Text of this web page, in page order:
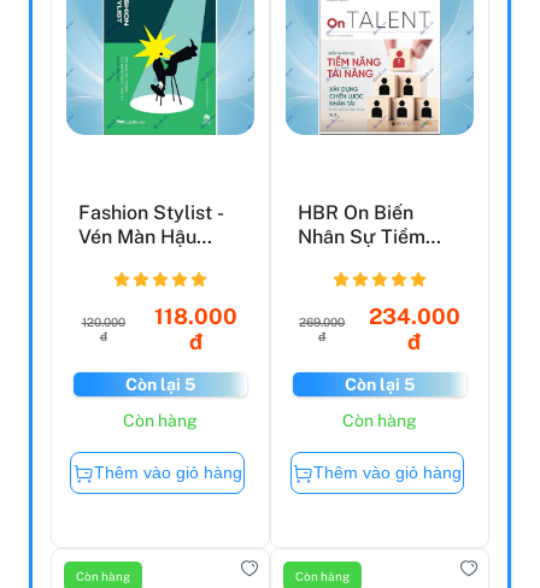
Fashion Stylist -
Vén Màn Hậu
Những Bướ...
120.000
đ
118.000
đ
Còn lại 5
Còn hàng
Thêm vào giỏ hàng
HBR On Biến
Nhân Sự Tiềm
Năng
269.000
đ
234.000
đ
Còn lại 5
Còn hàng
Thêm vào giỏ hàng
Còn hàng Còn hàng